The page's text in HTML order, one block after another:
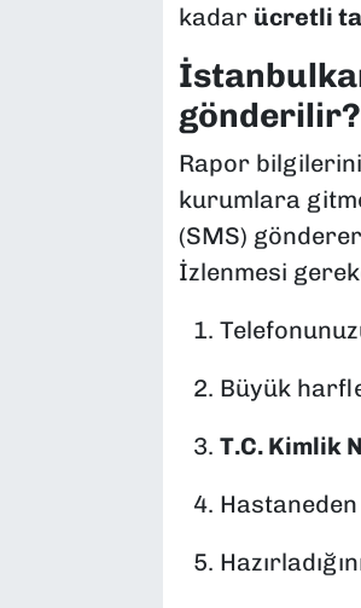
kadar ücretli
gönderilir?
Rapor
kurumlara
(SMS)
İzlenmesi
Büyük
T.C. Kimlik
Hastaneden